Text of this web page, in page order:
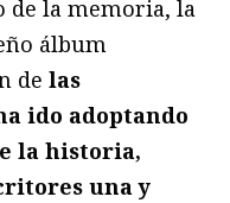
de la memoria, la
álbum
de las
ido adoptando
la historia,
una y